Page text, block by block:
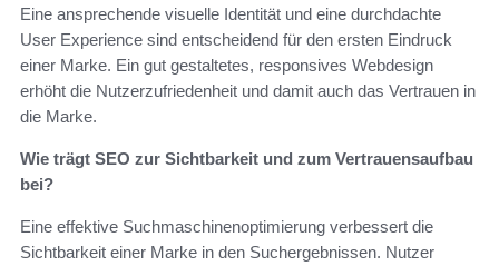
Eine ansprechende visuelle Identität und eine durchdachte
User Experience sind entscheidend für den ersten Eindruck
einer Marke. Ein gut gestaltetes, responsives Webdesign
erhöht die Nutzerzufriedenheit und damit auch das Vertrauen in
die Marke.
Wie trägt SEO zur Sichtbarkeit und zum Vertrauensaufbau
bei?
Eine effektive Suchmaschinenoptimierung verbessert die
Sichtbarkeit einer Marke in den Suchergebnissen. Nutzer